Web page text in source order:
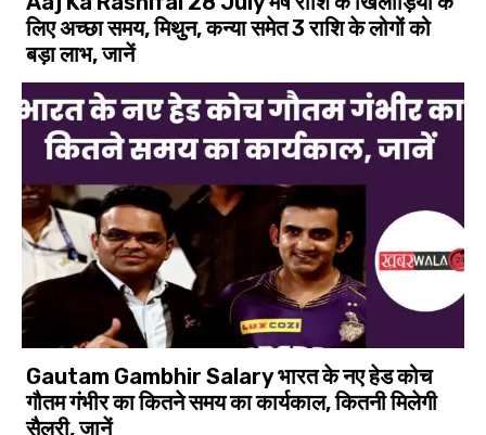
लिए अच्छा समय, मिथुन, कन्या समेत 3 राशि के लोगों को
बड़ा लाभ, जानें
Gautam Gambhir Salary भारत के नए हेड कोच
गौतम गंभीर का कितने समय का कार्यकाल, कितनी मिलेगी
सैलरी, जानें